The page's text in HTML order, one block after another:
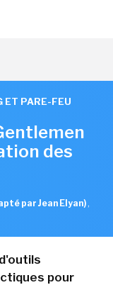
ET PARE-FEU
des
par Jean Elyan) ,
pour